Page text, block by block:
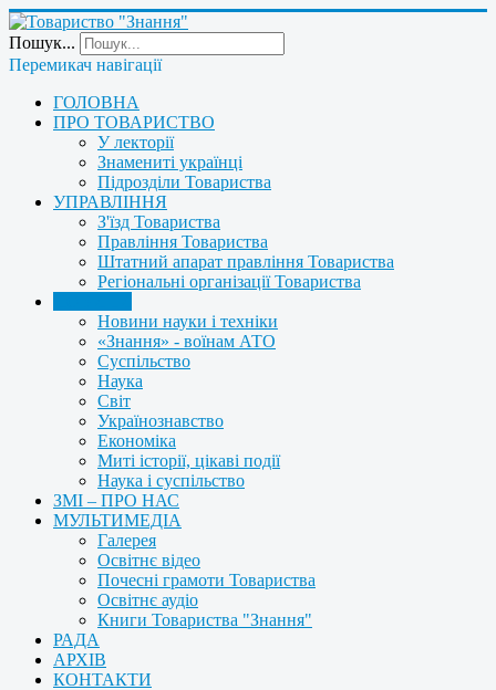
Пошук...
Перемикач навігації
ГОЛОВНА
ПРО ТОВАРИСТВО
У лекторії
Знамениті українці
Підрозділи Товариства
УПРАВЛІННЯ
З'їзд Товариства
Правління Товариства
Штатний апарат правління Товариства
Регіональні організації Товариства
Новини науки і техніки
«Знання» - воїнам АТО
Суспільство
Наука
Світ
Українознавство
Економіка
Миті історії, цікаві події
Наука і суспільство
ЗМІ – ПРО НАС
МУЛЬТИМЕДІА
Галерея
Освітнє відео
Почесні грамоти Товариства
Освітнє аудіо
Книги Товариства "Знання"
РАДА
АРХІВ
КОНТАКТИ